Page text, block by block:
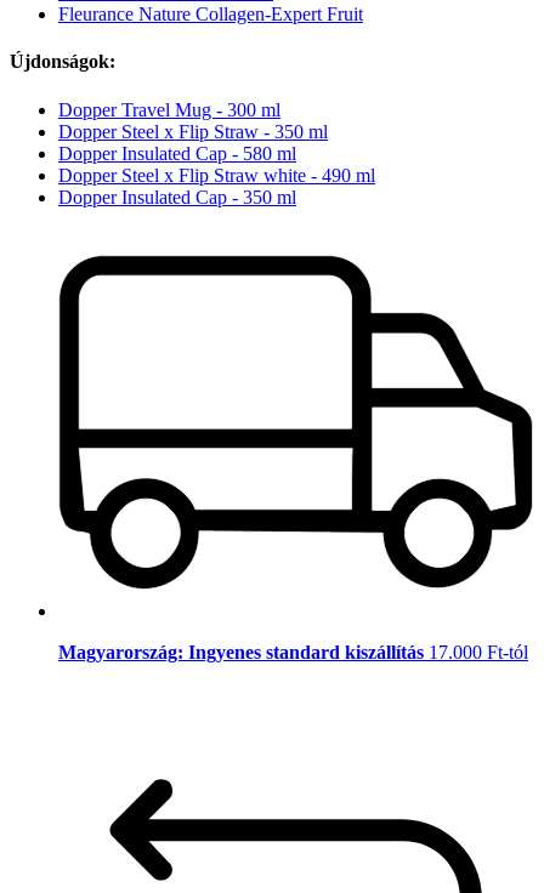
Fleurance Nature Collagen-Expert Fruit
Újdonságok:
Dopper Travel Mug - 300 ml
Dopper Steel x Flip Straw - 350 ml
Dopper Insulated Cap - 580 ml
Dopper Steel x Flip Straw white - 490 ml
Dopper Insulated Cap - 350 ml
Magyarország: Ingyenes standard kiszállítás 17.000 Ft-tól